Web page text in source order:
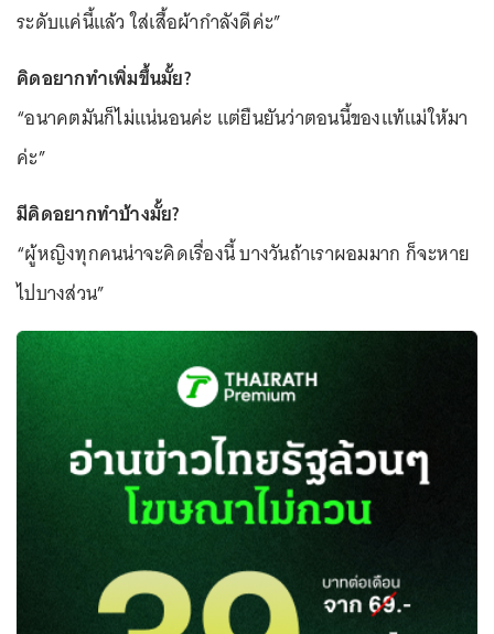
ระดับแค่นี้แล้ว ใส่เสื้อผ้ากำลังดีค่ะ”
คิดอยากทำเพิ่มขึ้นมั้ย?
“อนาคตมันก็ไม่แน่นอนค่ะ แต่ยืนยันว่าตอนนี้ของแท้แม่ให้มา
ค่ะ”
มีคิดอยากทำบ้างมั้ย?
“ผู้หญิงทุกคนน่าจะคิดเรื่องนี้ บางวันถ้าเราผอมมาก ก็จะหาย
ไปบางส่วน”